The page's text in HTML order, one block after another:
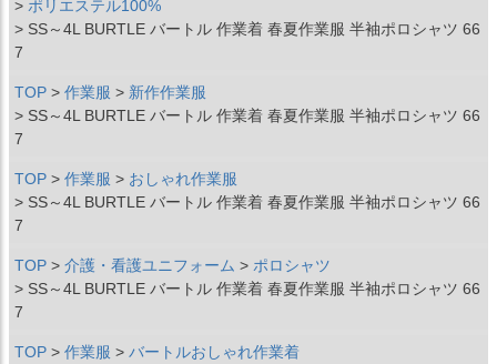
ポリエステル100%
SS～4L BURTLE バートル 作業着 春夏作業服 半袖ポロシャツ 66
7
TOP 作業服
新作作業服
SS～4L BURTLE バートル 作業着 春夏作業服 半袖ポロシャツ 66
7
TOP 作業服
おしゃれ作業服
SS～4L BURTLE バートル 作業着 春夏作業服 半袖ポロシャツ 66
7
TOP 介護・看護ユニフォーム
ポロシャツ
SS～4L BURTLE バートル 作業着 春夏作業服 半袖ポロシャツ 66
7
TOP 作業服
バートルおしゃれ作業着